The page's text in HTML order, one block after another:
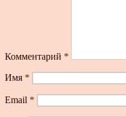
Комментарий *
Имя *
Email *